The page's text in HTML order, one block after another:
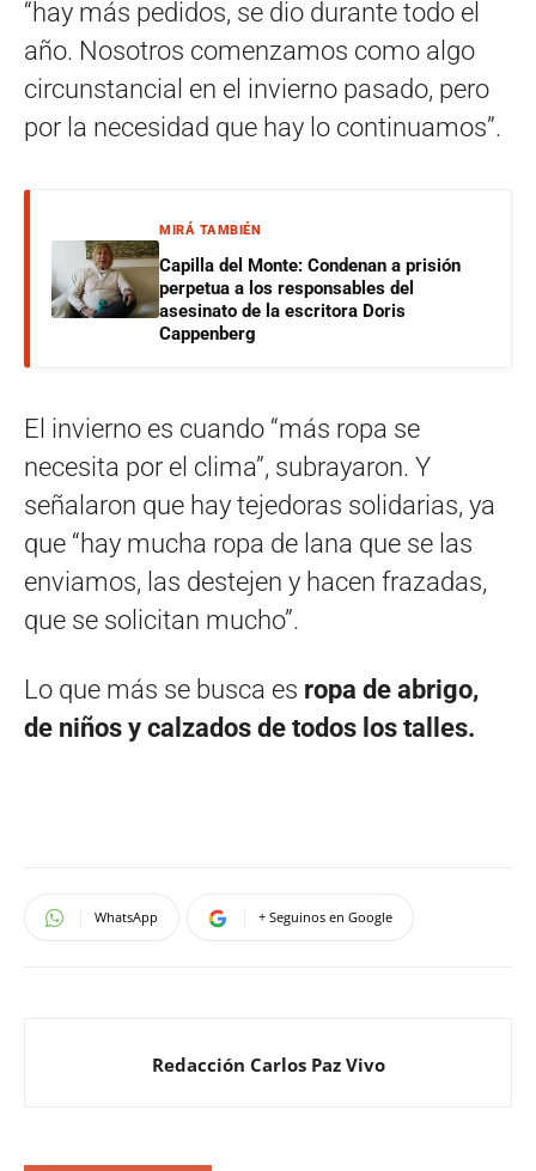
“hay más pedidos, se dio durante todo el
año. Nosotros comenzamos como algo
circunstancial en el invierno pasado, pero
por la necesidad que hay lo continuamos”.
MIRÁ TAMBIÉN
Capilla del Monte: Condenan a prisión
perpetua a los responsables del
asesinato de la escritora Doris
Cappenberg
El invierno es cuando “más ropa se
necesita por el clima”, subrayaron. Y
señalaron que hay tejedoras solidarias, ya
que “hay mucha ropa de lana que se las
enviamos, las destejen y hacen frazadas,
que se solicitan mucho”.
Lo que más se busca es ropa de abrigo,
de niños y calzados de todos los talles.
WhatsApp + Seguinos en Google
Redacción Carlos Paz Vivo